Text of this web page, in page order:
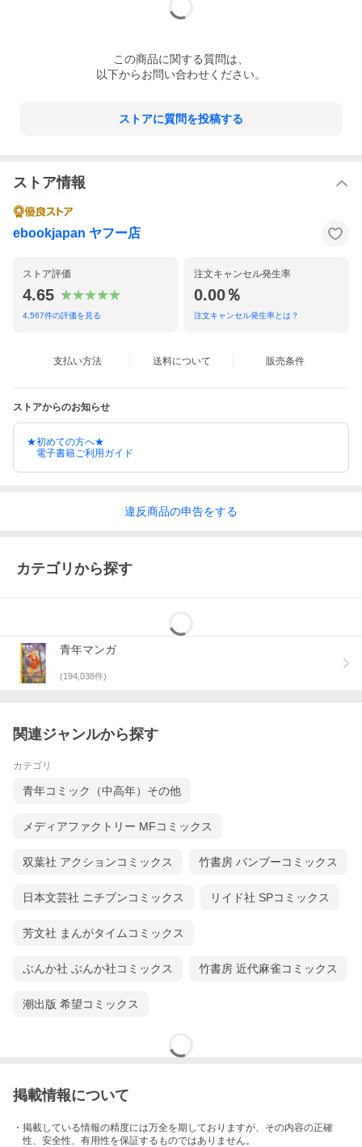
この商品に関する質問は、
以下からお問い合わせください。
ストアに質問を投稿する
ストア情報
ebookjapan ヤフー店
ストア評価
4.65
4,567件の評価を見る
注文キャンセル発生率
0.00％
注文キャンセル発生率とは？
支払い方法 送料について 販売条件
ストアからのお知らせ
★初めての方へ★
電子書籍ご利用ガイド
違反商品の申告をする
カテゴリから探す
青年マンガ
(194,038件)
関連ジャンルから探す
カテゴリ
青年コミック（中高年）その他
メディアファクトリー MFコミックス
双葉社 アクションコミックス 竹書房 バンブーコミックス
日本文芸社 ニチブンコミックス リイド社 SPコミックス
芳文社 まんがタイムコミックス
ぶんか社 ぶんか社コミックス 竹書房 近代麻雀コミックス
潮出版 希望コミックス
掲載情報について
・掲載している情報の精度には万全を期しておりますが、その内容の正確
性、安全性、有用性を保証するものではありません。